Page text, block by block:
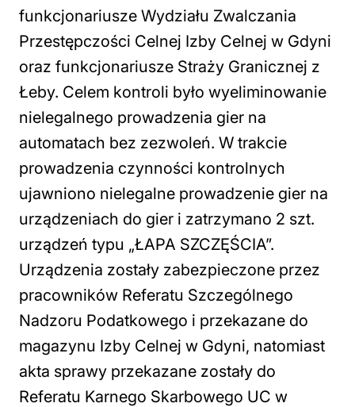
funkcjonariusze Wydziału Zwalczania
Przestępczości Celnej Izby Celnej w Gdyni
oraz funkcjonariusze Straży Granicznej z
Łeby. Celem kontroli było wyeliminowanie
nielegalnego prowadzenia gier na
automatach bez zezwoleń. W trakcie
prowadzenia czynności kontrolnych
ujawniono nielegalne prowadzenie gier na
urządzeniach do gier i zatrzymano 2 szt.
urządzeń typu „ŁAPA SZCZĘŚCIA”.
Urządzenia zostały zabezpieczone przez
pracowników Referatu Szczególnego
Nadzoru Podatkowego i przekazane do
magazynu Izby Celnej w Gdyni, natomiast
akta sprawy przekazane zostały do
Referatu Karnego Skarbowego UC w